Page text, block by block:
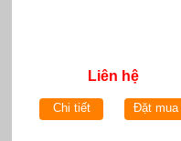
Liên hệ
Chi tiết Đặt mua